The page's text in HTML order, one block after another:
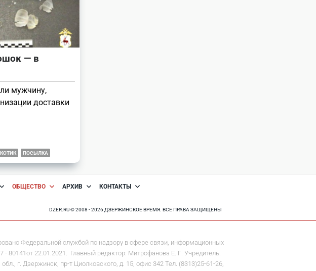
— в
мужчину,
доставки
ПОСЫЛКА
ОБЩЕСТВО АРХИВ КОНТАКТЫ
DZER.RU © 2008 - 2026 ДЗЕРЖИНСКОЕ ВРЕМЯ. ВСЕ ПРАВА ЗАЩИЩЕНЫ
Федеральной службой по надзору в сфере связи, информационных
22.01.2021. Главный редактор: Митрофанова Е. Г. Учредитель:
г. Дзержинск, пр-т Циолковского, д. 15, офис 342 Тел. (8313)25-61-26,